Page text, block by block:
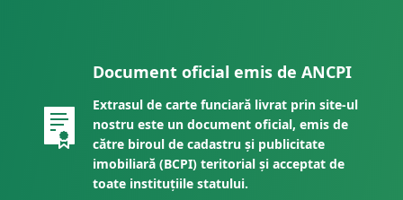
Document oficial emis de ANCPI
Extrasul de carte funciară livrat prin site-ul
nostru este un document oficial, emis de
către biroul de cadastru și publicitate
imobiliară (BCPI) teritorial și acceptat de
toate instituțiile statului.